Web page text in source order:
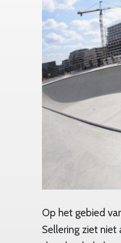
Op het gebied
Sellering ziet niet